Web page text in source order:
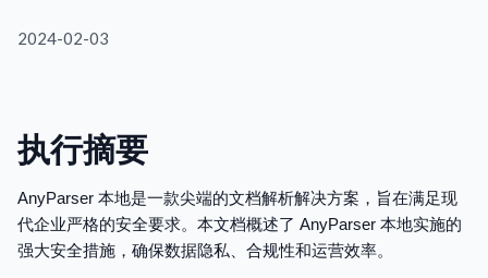
2024-02-03
执行摘要
AnyParser 本地是一款尖端的文档解析解决方案，旨在满足现
代企业严格的安全要求。本文档概述了 AnyParser 本地实施的
强大安全措施，确保数据隐私、合规性和运营效率。